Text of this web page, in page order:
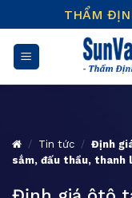
to
content
THẨM
/ Tin tức / Định
sắm, đấu thầu, thanh